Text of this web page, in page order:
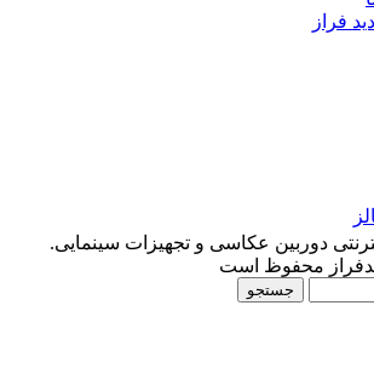
فراز
اینترنتی دوربین عکاسی و تجهیزات سینمایی.
محفوظ است
جستجو